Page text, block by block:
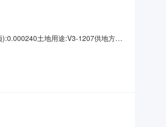
土地用途:V3-1207供地方式: